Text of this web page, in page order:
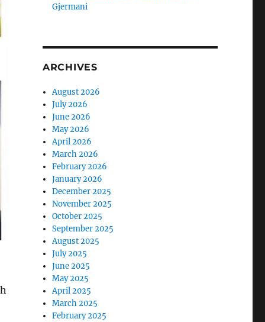
Gjermani
ARCHIVES
August 2026
July 2026
June 2026
May 2026
April 2026
March 2026
February 2026
January 2026
December 2025
November 2025
October 2025
September 2025
August 2025
July 2025
June 2025
May 2025
April 2025
March 2025
February 2025